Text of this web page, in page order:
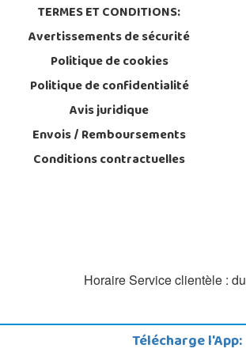
TERMES ET CONDITIONS:
Avertissements de sécurité
Politique de cookies
Politique de confidentialité
Avis juridique
Envois / Remboursements
Conditions contractuelles
Horaire Service clientèle : du
Télécharge l'App: